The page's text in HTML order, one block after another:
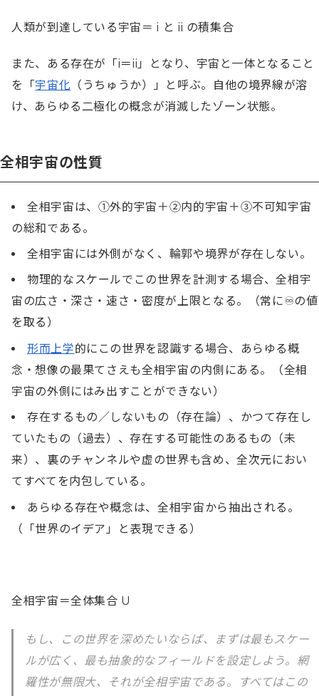
人類が到達している宇宙＝ i と ii の積集合
また、ある存在が「i＝ii」となり、宇宙と一体となること
を「宇宙化 （うちゅうか）」と呼ぶ。自他の境界線が溶
け、あらゆる二極化の概念が消滅したゾーン状態。
全相宇宙の性質
全相宇宙は、①外的宇宙＋②内的宇宙＋③不可知宇宙
の総和である。
全相宇宙には外側がなく、輪郭や境界が存在しない。
物理的なスケールでこの世界を計測する場合、全相宇
宙の広さ・深さ・速さ・密度が上限となる。（常に♾️の値
を取る）
形而上学的にこの世界を認識する場合、あらゆる概
念・想像の最果てさえも全相宇宙の内側にある。（全相
宇宙の外側にはみ出すことができない）
存在するもの／しないもの（存在論）、かつて存在し
ていたもの（過去）、存在する可能性のあるもの（未
来）、裏のチャンネルや虚の世界も含め、全次元におい
てすべてを内包している。
あらゆる存在や概念は、全相宇宙から抽出される。
（「世界のイデア」と表現できる）
全相宇宙＝全体集合 U
もし、この世界を深めたいならば、まずは最もスケー
ルが広く、最も抽象的なフィールドを設定しよう。網
羅性が無限大、それが全相宇宙である。すべてはこの